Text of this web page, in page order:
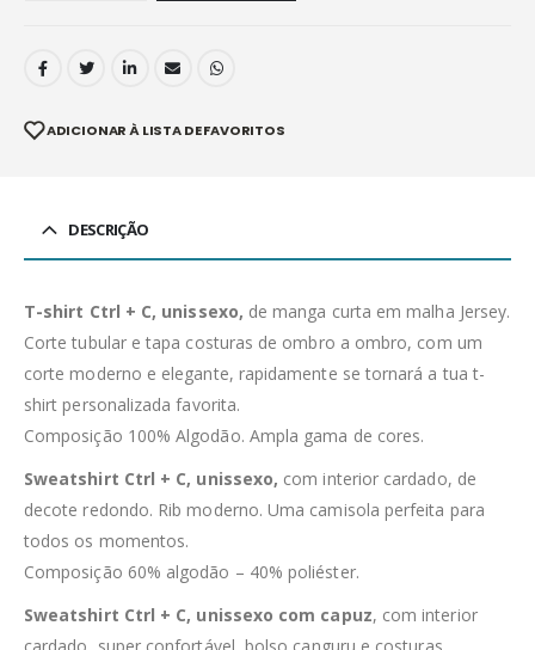
ADICIONAR À LISTA DE FAVORITOS
DESCRIÇÃO
T-shirt Ctrl + C, unissexo, de manga curta em malha Jersey.
Corte tubular e tapa costuras de ombro a ombro, com um
corte moderno e elegante, rapidamente se tornará a tua t-
shirt personalizada favorita.
Composição 100% Algodão. Ampla gama de cores.
Sweatshirt Ctrl + C, unissexo, com interior cardado, de
decote redondo. Rib moderno. Uma camisola perfeita para
todos os momentos.
Composição 60% algodão – 40% poliéster.
Sweatshirt Ctrl + C, unissexo com capuz, com interior